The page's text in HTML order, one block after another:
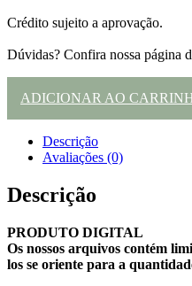
Crédito sujeito a aprovação.
Dúvidas? Confira nossa página
ADICIONAR AO
Descrição
Avaliações (0)
Descrição
PRODUTO DIGITAL
Os nossos arquivos contém
los se oriente para a